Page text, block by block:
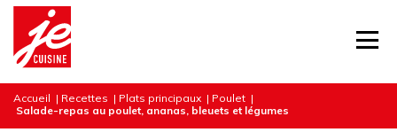
Accueil | Recettes | Plats principaux | Poulet |
Salade-repas au poulet, ananas, bleuets et légumes